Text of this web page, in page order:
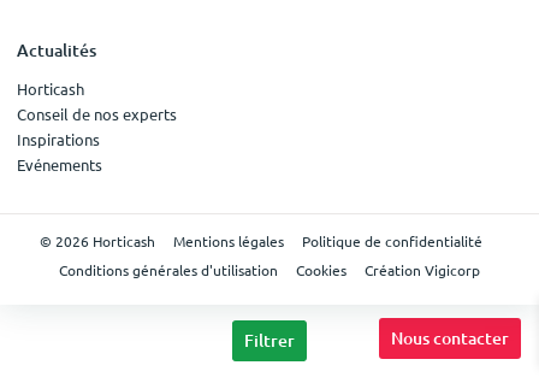
Nous contacter
Actualités
Horticash
Conseil de nos experts
Inspirations
Evénements
© 2026 Horticash Mentions légales
Politique de confidentialité
Conditions générales d'utilisation
Cookies Création Vigicorp
Filtrer